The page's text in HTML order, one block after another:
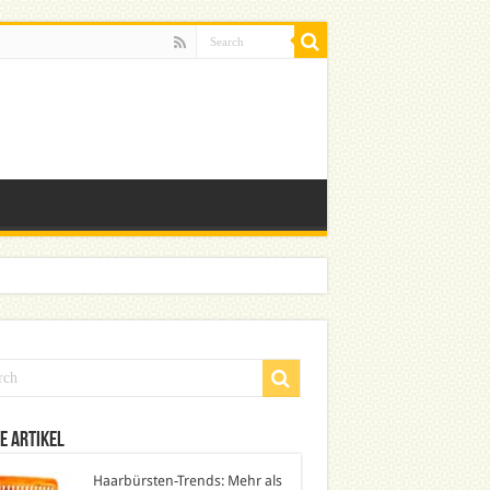
Artikel
Haarbürsten-Trends: Mehr als